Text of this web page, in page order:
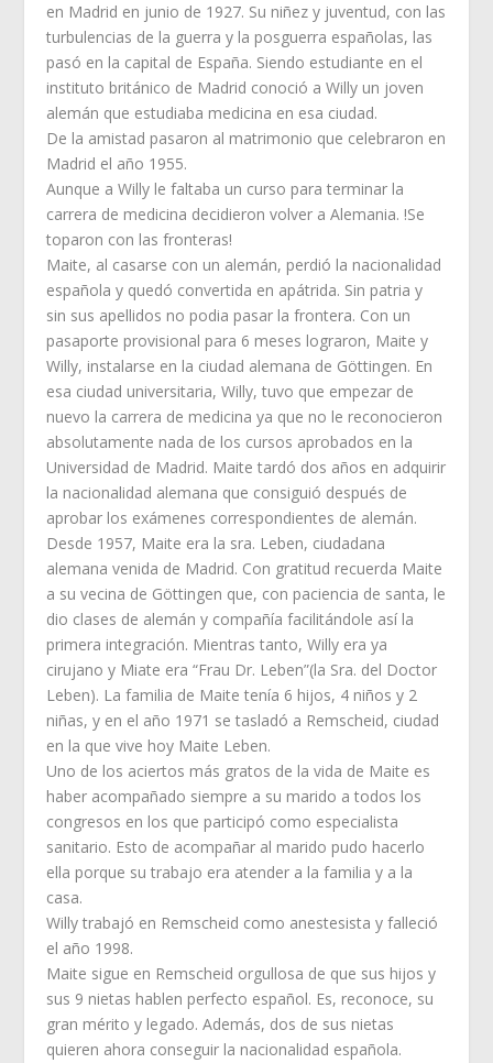
en Madrid en junio de 1927. Su niñez y juventud, con las
turbulencias de la guerra y la posguerra españolas, las
pasó en la capital de España. Siendo estudiante en el
instituto británico de Madrid conoció a Willy un joven
alemán que estudiaba medicina en esa ciudad.
De la amistad pasaron al matrimonio que celebraron en
Madrid el año 1955.
Aunque a Willy le faltaba un curso para terminar la
carrera de medicina decidieron volver a Alemania. !Se
toparon con las fronteras!
Maite, al casarse con un alemán, perdió la nacionalidad
española y quedó convertida en apátrida. Sin patria y
sin sus apellidos no podia pasar la frontera. Con un
pasaporte provisional para 6 meses lograron, Maite y
Willy, instalarse en la ciudad alemana de Göttingen. En
esa ciudad universitaria, Willy, tuvo que empezar de
nuevo la carrera de medicina ya que no le reconocieron
absolutamente nada de los cursos aprobados en la
Universidad de Madrid. Maite tardó dos años en adquirir
la nacionalidad alemana que consiguió después de
aprobar los exámenes correspondientes de alemán.
Desde 1957, Maite era la sra. Leben, ciudadana
alemana venida de Madrid. Con gratitud recuerda Maite
a su vecina de Göttingen que, con paciencia de santa, le
dio clases de alemán y compañía facilitándole así la
primera integración. Mientras tanto, Willy era ya
cirujano y Miate era “Frau Dr. Leben”(la Sra. del Doctor
Leben). La familia de Maite tenía 6 hijos, 4 niños y 2
niñas, y en el año 1971 se tasladó a Remscheid, ciudad
en la que vive hoy Maite Leben.
Uno de los aciertos más gratos de la vida de Maite es
haber acompañado siempre a su marido a todos los
congresos en los que participó como especialista
sanitario. Esto de acompañar al marido pudo hacerlo
ella porque su trabajo era atender a la familia y a la
casa.
Willy trabajó en Remscheid como anestesista y falleció
el año 1998.
Maite sigue en Remscheid orgullosa de que sus hijos y
sus 9 nietas hablen perfecto español. Es, reconoce, su
gran mérito y legado. Además, dos de sus nietas
quieren ahora conseguir la nacionalidad española.